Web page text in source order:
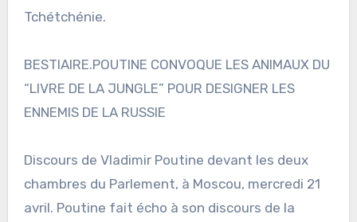
Tchétchénie.
BESTIAIRE.POUTINE CONVOQUE LES ANIMAUX DU
“LIVRE DE LA JUNGLE” POUR DESIGNER LES
ENNEMIS DE LA RUSSIE
Discours de Vladimir Poutine devant les deux
chambres du Parlement, à Moscou, mercredi 21
avril. Poutine fait écho à son discours de la